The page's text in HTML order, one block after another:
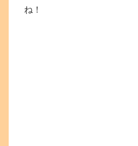
ね！